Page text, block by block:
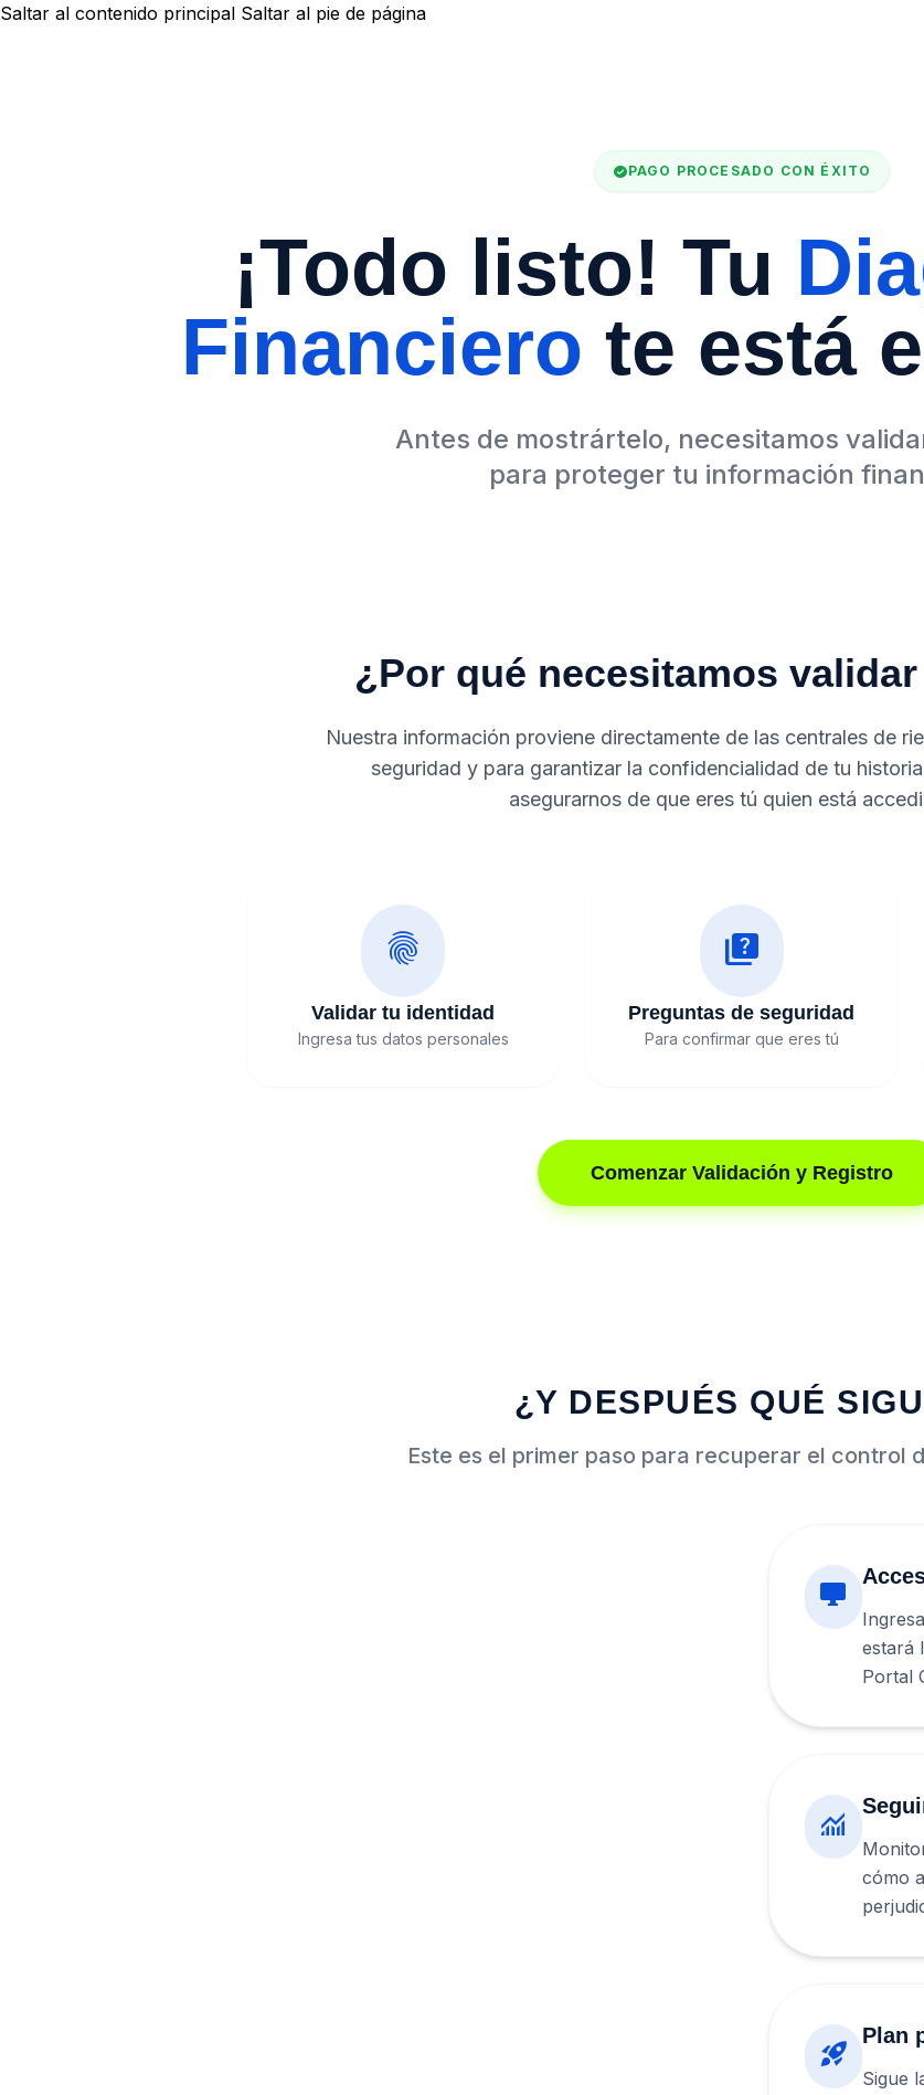
Saltar al contenido principal Saltar al pie de página
check_circlePAGO PROCESADO CON ÉXITO
¡Todo listo! Tu
Financiero te está
Antes de mostrártelo, necesitamos
para proteger tu información
¿Por qué necesitamos
Nuestra información proviene directamente de las centrales de
seguridad y para garantizar la confidencialidad de tu
asegurarnos de que eres tú quien está
fingerprint
Validar tu identidad
Ingresa tus datos personales
quiz
Preguntas de seguridad
Para confirmar que eres tú
Comenzar Validación y Registro
¿Y DESPUÉS QUÉ
Este es el primer paso para recuperar el control
desktop_windows
estará
Portal
monitoring
cómo
rocket_launch Plan
Sigue